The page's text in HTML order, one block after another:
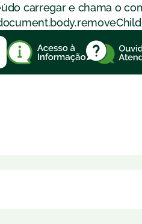
carregar e chama o